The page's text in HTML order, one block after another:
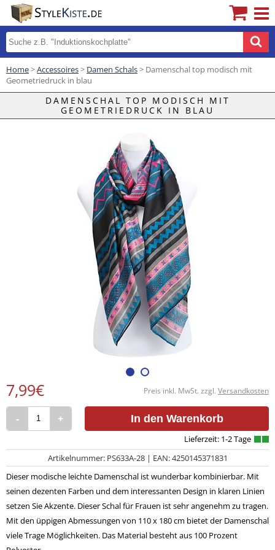
Home>Accessoires> Damen Schals> Damenschal top modisch mit
Geometriedruck in blau
DAMENSCHAL TOP MODISCH MIT
GEOMETRIEDRUCK IN BLAU
Preis inkl. MwSt. zzgl. Versandkosten
7,99€
- + In den Warenkorb
Artikelnummer: PS633A-28 | EAN: 4250145371831
Dieser modische leichte Damenschal ist wunderbar kombinierbar. Mit
seinen dezenten Farben und dem interessanten Design in klaren Linien
setzen Sie Akzente. Dieser Schal für Frauen ist sehr angenehm zu tragen.
Mit den üppigen Abmessungen von 110 x 180 cm bietet der Damenschal
viele Trage Möglichkeiten. Das Material besteht aus 100 Prozent